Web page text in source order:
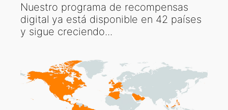
Nuestro programa de recompensas
digital ya está disponible en 42 países
y sigue creciendo...